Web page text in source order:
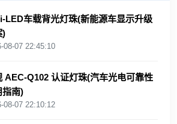
车载背光灯珠(新能源车显示升级
)
08-07 22:45:10
AEC‑Q102 认证灯珠(汽车光电可靠性
指南)
08-07 22:10:12